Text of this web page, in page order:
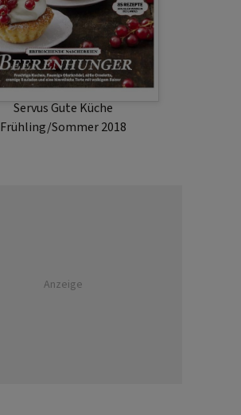
Servus Gute Küche
Frühling/Sommer 2018
Anzeige